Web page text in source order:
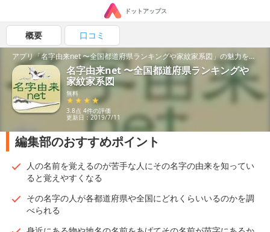
ドットアップス
概要 口コミ
アプリ「名字由来net 〜全国都道府県ランキングや家紋家系図」の魅力を紹介！
名字由来net 〜全国都道府県ランキングや
家紋家系図
無料
3.8点 4件の評価
更新日：2019/7/11
編集部のおすすめポイント
人の名前を覚えるのが苦手な人にその名字の由来を知ってい
ると覚えやすくなる
その名字の人が各都道府県や全国にどれくらいいるのかを調
べられる